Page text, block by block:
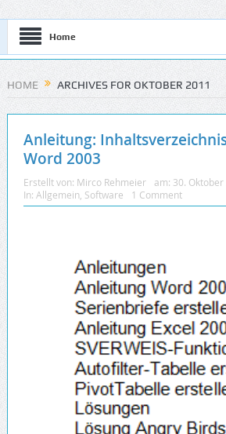
Home
HOME ARCHIVES FOR OKTOBER 2011
Anleitung:
Word 2003
Erstellt von: Mirco Rehmeier am: 30. Oktober
In: Allgemein Software 1 Comment